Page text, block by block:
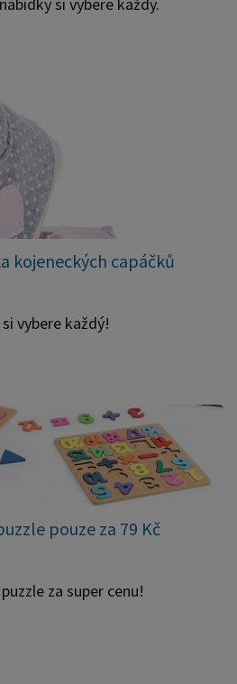
kojeneckých capáčků
si vybere každý!
pouze za 79 Kč
za super cenu!